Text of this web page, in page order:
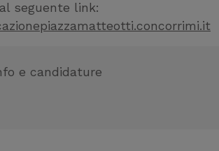
Cookie di profilazione
su di te per
seguente link:
e candidature